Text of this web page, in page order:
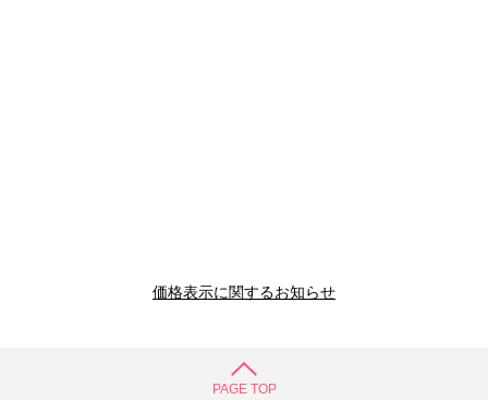
価格表示に関するお知らせ
PAGE TOP